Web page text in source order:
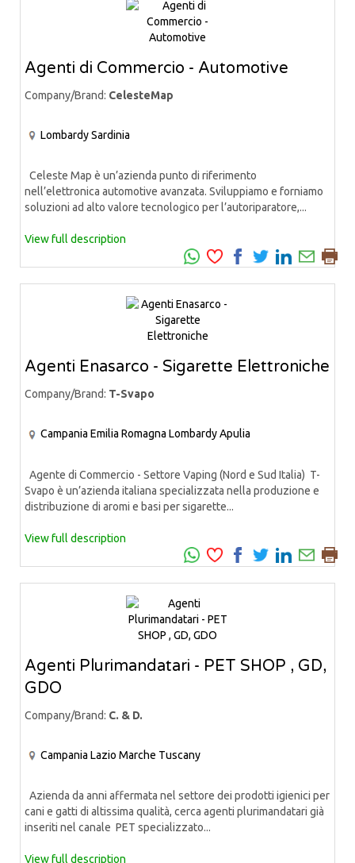
Agenti di Commercio - Automotive
Company/Brand: CelesteMap
LombardySardinia
Celeste Map è un’azienda punto di riferimento
nell’elettronica automotive avanzata. Sviluppiamo e forniamo
soluzioni ad alto valore tecnologico per l’autoriparatore,...
View full description
Agenti Enasarco - Sigarette Elettroniche
Company/Brand: T-Svapo
Campania Emilia Romagna LombardyApulia
Agente di Commercio - Settore Vaping (Nord e Sud Italia) T-
Svapo è un’azienda italiana specializzata nella produzione e
distribuzione di aromi e basi per sigarette...
View full description
Agenti Plurimandatari - PET SHOP , GD,
GDO
Company/Brand: C. & D.
Campania Lazio Marche Tuscany
Azienda da anni affermata nel settore dei prodotti igienici per
cani e gatti di altissima qualità, cerca agenti plurimandatari già
inseriti nel canale PET specializzato...
View full description